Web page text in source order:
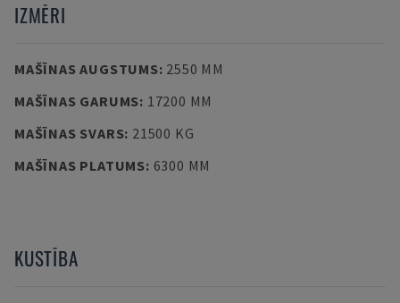
IZMĒRI
MAŠĪNAS AUGSTUMS: 2550 MM
MAŠĪNAS GARUMS: 17200 MM
MAŠĪNAS SVARS: 21500 KG
MAŠĪNAS PLATUMS: 6300 MM
KUSTĪBA